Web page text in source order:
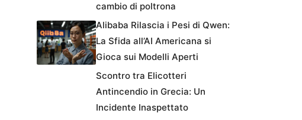
cambio di poltrona
Alibaba Rilascia i Pesi di Qwen:
La Sfida all’AI Americana si
Gioca sui Modelli Aperti
Scontro tra Elicotteri
Antincendio in Grecia: Un
Incidente Inaspettato